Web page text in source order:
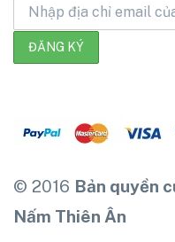
© 2016 Bản quyền
Nấm Thiên Ân